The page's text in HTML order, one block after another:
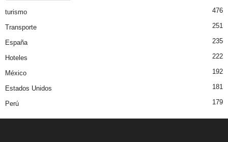
turismo 476
Transporte 251
España 235
Hoteles 222
México 192
Estados Unidos 181
Perú 179